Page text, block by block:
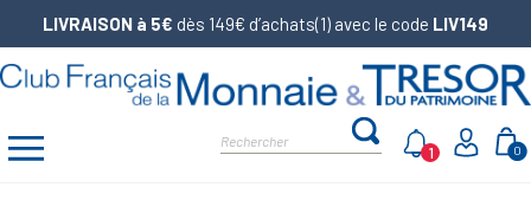
LIVRAISON à 5€ dès 149€ d’achats(1) avec le code LIV149
0
1